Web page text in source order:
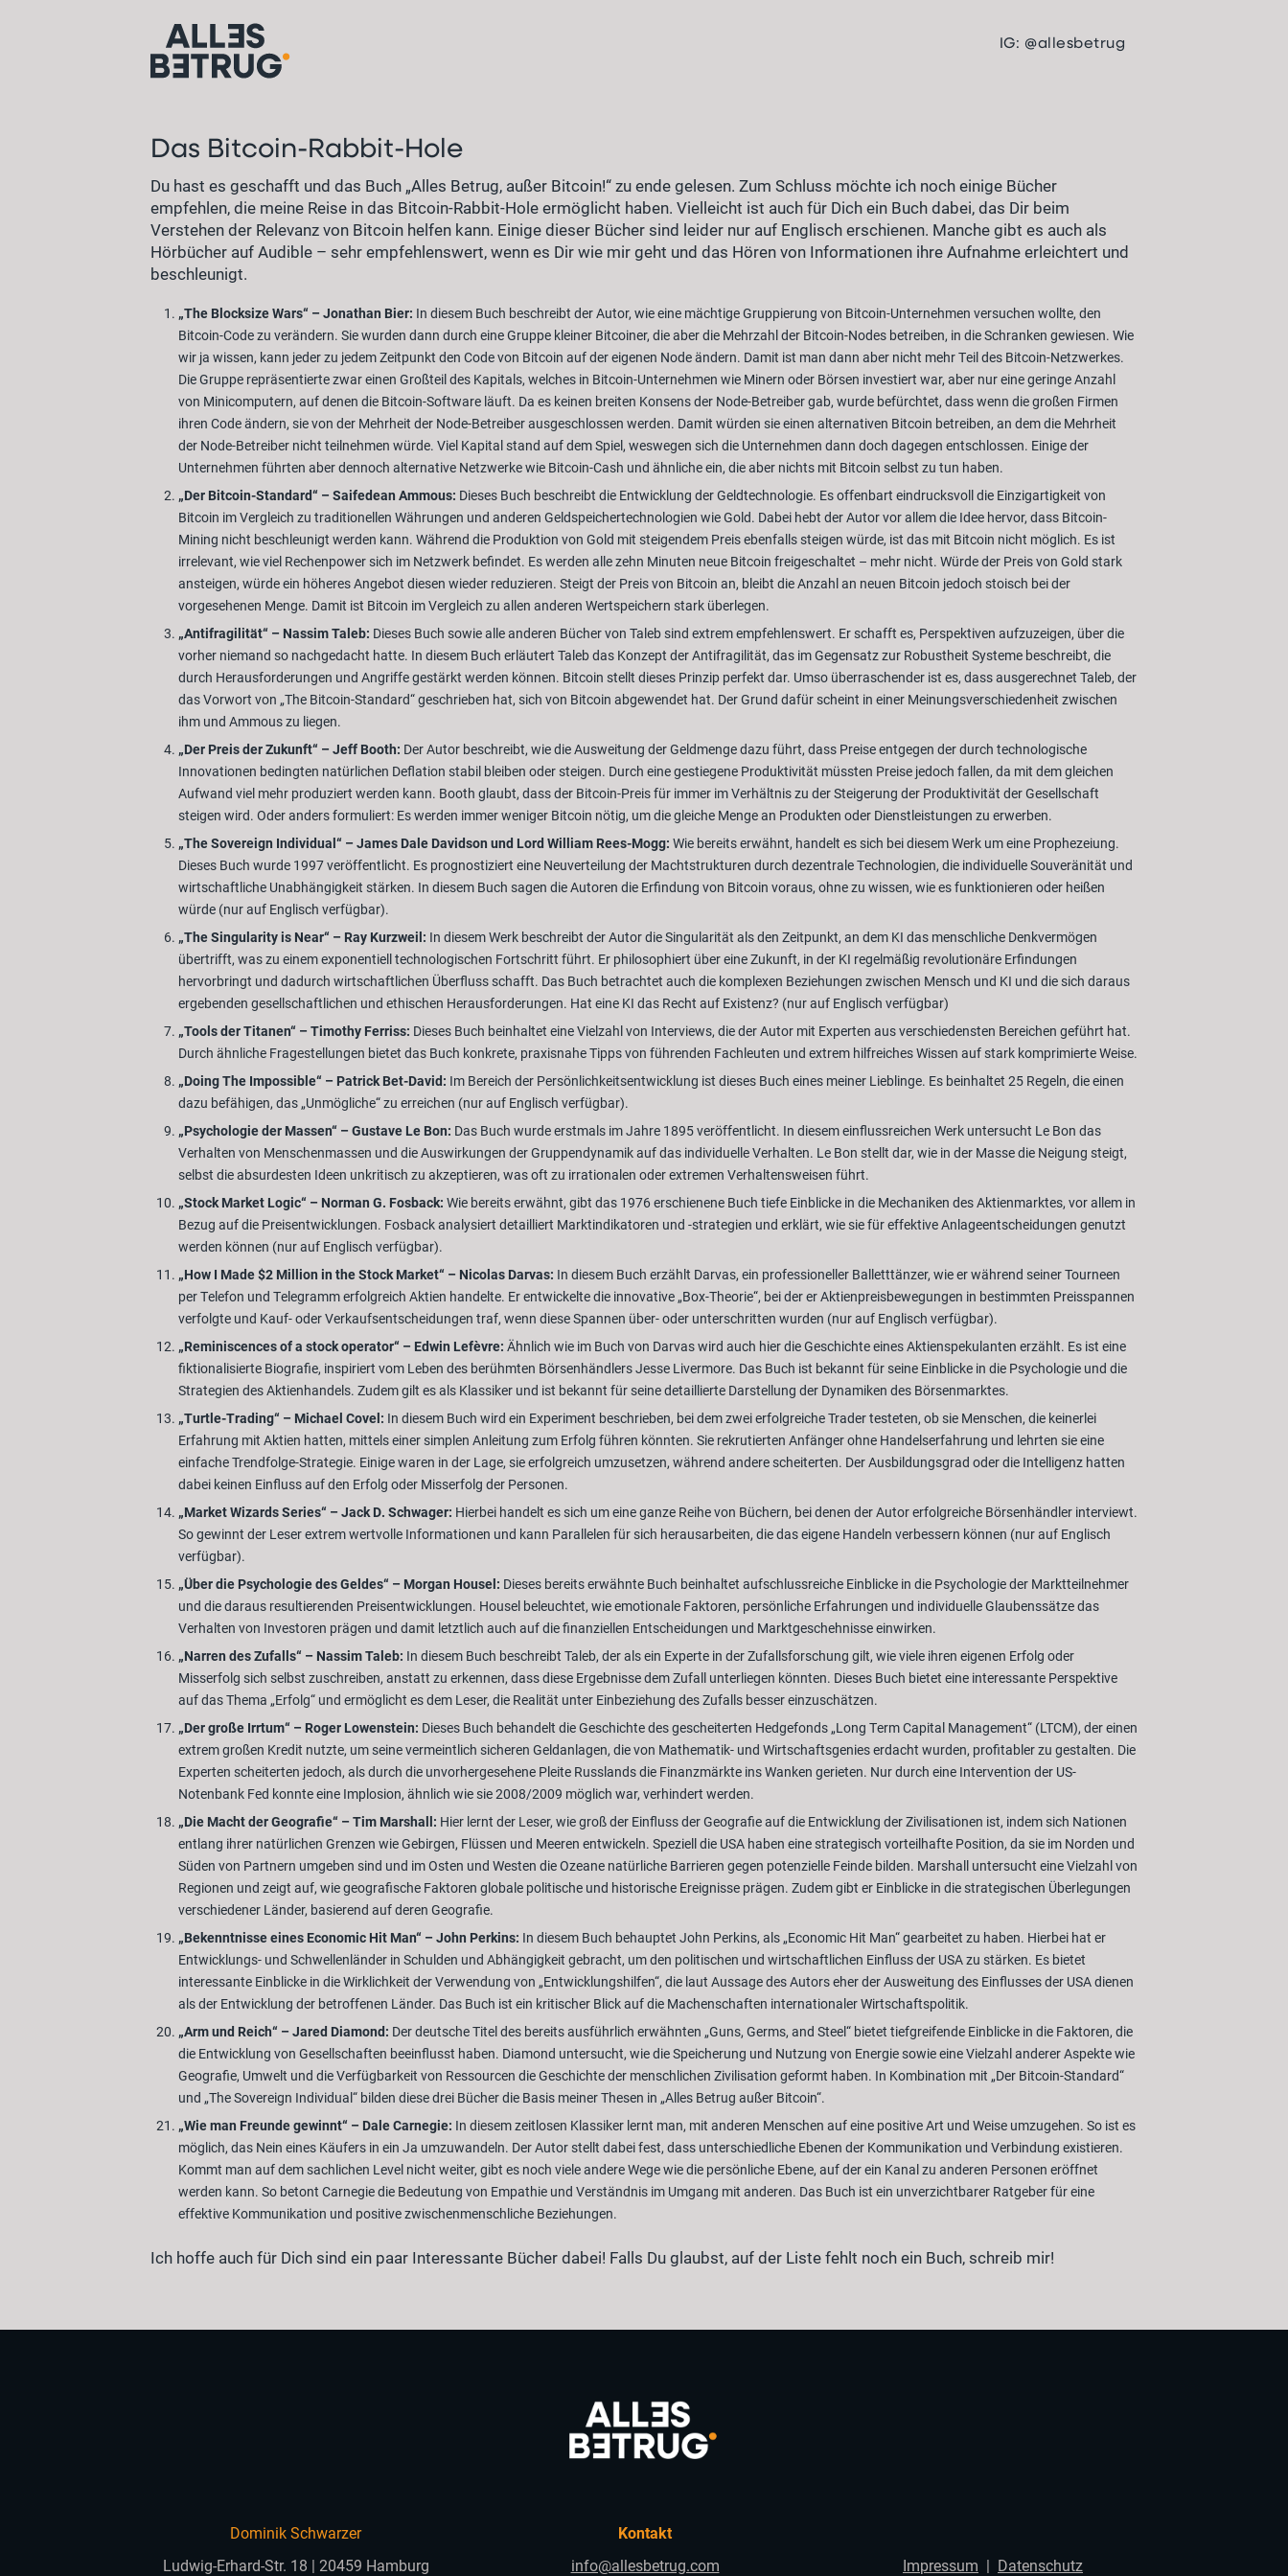
IG: @allesbetrug
Das Bitcoin-Rabbit-Hole
Du hast es geschafft und das Buch „Alles Betrug, außer Bitcoin!“ zu ende gelesen. Zum Schluss möchte ich noch einige Bücher
empfehlen, die meine Reise in das Bitcoin-Rabbit-Hole ermöglicht haben. Vielleicht ist auch für Dich ein Buch dabei, das Dir beim
Verstehen der Relevanz von Bitcoin helfen kann. Einige dieser Bücher sind leider nur auf Englisch erschienen. Manche gibt es auch als
Hörbücher auf Audible – sehr empfehlenswert, wenn es Dir wie mir geht und das Hören von Informationen ihre Aufnahme erleichtert und
beschleunigt.
„The Blocksize Wars“ – Jonathan Bier: In diesem Buch beschreibt der Autor, wie eine mächtige Gruppierung von Bitcoin-Unternehmen versuchen wollte, den
Bitcoin-Code zu verändern. Sie wurden dann durch eine Gruppe kleiner Bitcoiner, die aber die Mehrzahl der Bitcoin-Nodes betreiben, in die Schranken gewiesen. Wie
wir ja wissen, kann jeder zu jedem Zeitpunkt den Code von Bitcoin auf der eigenen Node ändern. Damit ist man dann aber nicht mehr Teil des Bitcoin-Netzwerkes.
Die Gruppe repräsentierte zwar einen Großteil des Kapitals, welches in Bitcoin-Unternehmen wie Minern oder Börsen investiert war, aber nur eine geringe Anzahl
von Minicomputern, auf denen die Bitcoin-Software läuft. Da es keinen breiten Konsens der Node-Betreiber gab, wurde befürchtet, dass wenn die großen Firmen
ihren Code ändern, sie von der Mehrheit der Node-Betreiber ausgeschlossen werden. Damit würden sie einen alternativen Bitcoin betreiben, an dem die Mehrheit
der Node-Betreiber nicht teilnehmen würde. Viel Kapital stand auf dem Spiel, weswegen sich die Unternehmen dann doch dagegen entschlossen. Einige der
Unternehmen führten aber dennoch alternative Netzwerke wie Bitcoin-Cash und ähnliche ein, die aber nichts mit Bitcoin selbst zu tun haben.
„Der Bitcoin-Standard“ – Saifedean Ammous: Dieses Buch beschreibt die Entwicklung der Geldtechnologie. Es offenbart eindrucksvoll die Einzigartigkeit von
Bitcoin im Vergleich zu traditionellen Währungen und anderen Geldspeichertechnologien wie Gold. Dabei hebt der Autor vor allem die Idee hervor, dass Bitcoin-
Mining nicht beschleunigt werden kann. Während die Produktion von Gold mit steigendem Preis ebenfalls steigen würde, ist das mit Bitcoin nicht möglich. Es ist
irrelevant, wie viel Rechenpower sich im Netzwerk befindet. Es werden alle zehn Minuten neue Bitcoin freigeschaltet – mehr nicht. Würde der Preis von Gold stark
ansteigen, würde ein höheres Angebot diesen wieder reduzieren. Steigt der Preis von Bitcoin an, bleibt die Anzahl an neuen Bitcoin jedoch stoisch bei der
vorgesehenen Menge. Damit ist Bitcoin im Vergleich zu allen anderen Wertspeichern stark überlegen.
„Antifragilität“ – Nassim Taleb: Dieses Buch sowie alle anderen Bücher von Taleb sind extrem empfehlenswert. Er schafft es, Perspektiven aufzuzeigen, über die
vorher niemand so nachgedacht hatte. In diesem Buch erläutert Taleb das Konzept der Antifragilität, das im Gegensatz zur Robustheit Systeme beschreibt, die
durch Herausforderungen und Angriffe gestärkt werden können. Bitcoin stellt dieses Prinzip perfekt dar. Umso überraschender ist es, dass ausgerechnet Taleb, der
das Vorwort von „The Bitcoin-Standard“ geschrieben hat, sich von Bitcoin abgewendet hat. Der Grund dafür scheint in einer Meinungsverschiedenheit zwischen
ihm und Ammous zu liegen.
„Der Preis der Zukunft“ – Jeff Booth: Der Autor beschreibt, wie die Ausweitung der Geldmenge dazu führt, dass Preise entgegen der durch technologische
Innovationen bedingten natürlichen Deflation stabil bleiben oder steigen. Durch eine gestiegene Produktivität müssten Preise jedoch fallen, da mit dem gleichen
Aufwand viel mehr produziert werden kann. Booth glaubt, dass der Bitcoin-Preis für immer im Verhältnis zu der Steigerung der Produktivität der Gesellschaft
steigen wird. Oder anders formuliert: Es werden immer weniger Bitcoin nötig, um die gleiche Menge an Produkten oder Dienstleistungen zu erwerben.
„The Sovereign Individual“ – James Dale Davidson und Lord William Rees-Mogg: Wie bereits erwähnt, handelt es sich bei diesem Werk um eine Prophezeiung.
Dieses Buch wurde 1997 veröffentlicht. Es prognostiziert eine Neuverteilung der Machtstrukturen durch dezentrale Technologien, die individuelle Souveränität und
wirtschaftliche Unabhängigkeit stärken. In diesem Buch sagen die Autoren die Erfindung von Bitcoin voraus, ohne zu wissen, wie es funktionieren oder heißen
würde (nur auf Englisch verfügbar).
„The Singularity is Near“ – Ray Kurzweil: In diesem Werk beschreibt der Autor die Singularität als den Zeitpunkt, an dem KI das menschliche Denkvermögen
übertrifft, was zu einem exponentiell technologischen Fortschritt führt. Er philosophiert über eine Zukunft, in der KI regelmäßig revolutionäre Erfindungen
hervorbringt und dadurch wirtschaftlichen Überfluss schafft. Das Buch betrachtet auch die komplexen Beziehungen zwischen Mensch und KI und die sich daraus
ergebenden gesellschaftlichen und ethischen Herausforderungen. Hat eine KI das Recht auf Existenz? (nur auf Englisch verfügbar)
„Tools der Titanen“ – Timothy Ferriss: Dieses Buch beinhaltet eine Vielzahl von Interviews, die der Autor mit Experten aus verschiedensten Bereichen geführt hat.
Durch ähnliche Fragestellungen bietet das Buch konkrete, praxisnahe Tipps von führenden Fachleuten und extrem hilfreiches Wissen auf stark komprimierte Weise.
„Doing The Impossible“ – Patrick Bet-David: Im Bereich der Persönlichkeitsentwicklung ist dieses Buch eines meiner Lieblinge. Es beinhaltet 25 Regeln, die einen
dazu befähigen, das „Unmögliche“ zu erreichen (nur auf Englisch verfügbar).
„Psychologie der Massen“ – Gustave Le Bon: Das Buch wurde erstmals im Jahre 1895 veröffentlicht. In diesem einflussreichen Werk untersucht Le Bon das
Verhalten von Menschenmassen und die Auswirkungen der Gruppendynamik auf das individuelle Verhalten. Le Bon stellt dar, wie in der Masse die Neigung steigt,
selbst die absurdesten Ideen unkritisch zu akzeptieren, was oft zu irrationalen oder extremen Verhaltensweisen führt.
„Stock Market Logic“ – Norman G. Fosback: Wie bereits erwähnt, gibt das 1976 erschienene Buch tiefe Einblicke in die Mechaniken des Aktienmarktes, vor allem in
Bezug auf die Preisentwicklungen. Fosback analysiert detailliert Marktindikatoren und -strategien und erklärt, wie sie für effektive Anlageentscheidungen genutzt
werden können (nur auf Englisch verfügbar).
„How I Made $2 Million in the Stock Market“ – Nicolas Darvas: In diesem Buch erzählt Darvas, ein professioneller Balletttänzer, wie er während seiner Tourneen
per Telefon und Telegramm erfolgreich Aktien handelte. Er entwickelte die innovative „Box-Theorie“, bei der er Aktienpreisbewegungen in bestimmten Preisspannen
verfolgte und Kauf- oder Verkaufsentscheidungen traf, wenn diese Spannen über- oder unterschritten wurden (nur auf Englisch verfügbar).
„Reminiscences of a stock operator“ – Edwin Lefèvre: Ähnlich wie im Buch von Darvas wird auch hier die Geschichte eines Aktienspekulanten erzählt. Es ist eine
fiktionalisierte Biografie, inspiriert vom Leben des berühmten Börsenhändlers Jesse Livermore. Das Buch ist bekannt für seine Einblicke in die Psychologie und die
Strategien des Aktienhandels. Zudem gilt es als Klassiker und ist bekannt für seine detaillierte Darstellung der Dynamiken des Börsenmarktes.
„Turtle-Trading“ – Michael Covel: In diesem Buch wird ein Experiment beschrieben, bei dem zwei erfolgreiche Trader testeten, ob sie Menschen, die keinerlei
Erfahrung mit Aktien hatten, mittels einer simplen Anleitung zum Erfolg führen könnten. Sie rekrutierten Anfänger ohne Handelserfahrung und lehrten sie eine
einfache Trendfolge-Strategie. Einige waren in der Lage, sie erfolgreich umzusetzen, während andere scheiterten. Der Ausbildungsgrad oder die Intelligenz hatten
dabei keinen Einfluss auf den Erfolg oder Misserfolg der Personen.
„Market Wizards Series“ – Jack D. Schwager: Hierbei handelt es sich um eine ganze Reihe von Büchern, bei denen der Autor erfolgreiche Börsenhändler interviewt.
So gewinnt der Leser extrem wertvolle Informationen und kann Parallelen für sich herausarbeiten, die das eigene Handeln verbessern können (nur auf Englisch
verfügbar).
„Über die Psychologie des Geldes“ – Morgan Housel: Dieses bereits erwähnte Buch beinhaltet aufschlussreiche Einblicke in die Psychologie der Marktteilnehmer
und die daraus resultierenden Preisentwicklungen. Housel beleuchtet, wie emotionale Faktoren, persönliche Erfahrungen und individuelle Glaubenssätze das
Verhalten von Investoren prägen und damit letztlich auch auf die finanziellen Entscheidungen und Marktgeschehnisse einwirken.
„Narren des Zufalls“ – Nassim Taleb: In diesem Buch beschreibt Taleb, der als ein Experte in der Zufallsforschung gilt, wie viele ihren eigenen Erfolg oder
Misserfolg sich selbst zuschreiben, anstatt zu erkennen, dass diese Ergebnisse dem Zufall unterliegen könnten. Dieses Buch bietet eine interessante Perspektive
auf das Thema „Erfolg“ und ermöglicht es dem Leser, die Realität unter Einbeziehung des Zufalls besser einzuschätzen.
„Der große Irrtum“ – Roger Lowenstein: Dieses Buch behandelt die Geschichte des gescheiterten Hedgefonds „Long Term Capital Management“ (LTCM), der einen
extrem großen Kredit nutzte, um seine vermeintlich sicheren Geldanlagen, die von Mathematik- und Wirtschaftsgenies erdacht wurden, profitabler zu gestalten. Die
Experten scheiterten jedoch, als durch die unvorhergesehene Pleite Russlands die Finanzmärkte ins Wanken gerieten. Nur durch eine Intervention der US-
Notenbank Fed konnte eine Implosion, ähnlich wie sie 2008/2009 möglich war, verhindert werden.
„Die Macht der Geografie“ – Tim Marshall: Hier lernt der Leser, wie groß der Einfluss der Geografie auf die Entwicklung der Zivilisationen ist, indem sich Nationen
entlang ihrer natürlichen Grenzen wie Gebirgen, Flüssen und Meeren entwickeln. Speziell die USA haben eine strategisch vorteilhafte Position, da sie im Norden und
Süden von Partnern umgeben sind und im Osten und Westen die Ozeane natürliche Barrieren gegen potenzielle Feinde bilden. Marshall untersucht eine Vielzahl von
Regionen und zeigt auf, wie geografische Faktoren globale politische und historische Ereignisse prägen. Zudem gibt er Einblicke in die strategischen Überlegungen
verschiedener Länder, basierend auf deren Geografie.
„Bekenntnisse eines Economic Hit Man“ – John Perkins: In diesem Buch behauptet John Perkins, als „Economic Hit Man“ gearbeitet zu haben. Hierbei hat er
Entwicklungs- und Schwellenländer in Schulden und Abhängigkeit gebracht, um den politischen und wirtschaftlichen Einfluss der USA zu stärken. Es bietet
interessante Einblicke in die Wirklichkeit der Verwendung von „Entwicklungshilfen“, die laut Aussage des Autors eher der Ausweitung des Einflusses der USA dienen
als der Entwicklung der betroffenen Länder. Das Buch ist ein kritischer Blick auf die Machenschaften internationaler Wirtschaftspolitik.
„Arm und Reich“ – Jared Diamond: Der deutsche Titel des bereits ausführlich erwähnten „Guns, Germs, and Steel“ bietet tiefgreifende Einblicke in die Faktoren, die
die Entwicklung von Gesellschaften beeinflusst haben. Diamond untersucht, wie die Speicherung und Nutzung von Energie sowie eine Vielzahl anderer Aspekte wie
Geografie, Umwelt und die Verfügbarkeit von Ressourcen die Geschichte der menschlichen Zivilisation geformt haben. In Kombination mit „Der Bitcoin-Standard“
und „The Sovereign Individual“ bilden diese drei Bücher die Basis meiner Thesen in „Alles Betrug außer Bitcoin“.
„Wie man Freunde gewinnt“ – Dale Carnegie: In diesem zeitlosen Klassiker lernt man, mit anderen Menschen auf eine positive Art und Weise umzugehen. So ist es
möglich, das Nein eines Käufers in ein Ja umzuwandeln. Der Autor stellt dabei fest, dass unterschiedliche Ebenen der Kommunikation und Verbindung existieren.
Kommt man auf dem sachlichen Level nicht weiter, gibt es noch viele andere Wege wie die persönliche Ebene, auf der ein Kanal zu anderen Personen eröffnet
werden kann. So betont Carnegie die Bedeutung von Empathie und Verständnis im Umgang mit anderen. Das Buch ist ein unverzichtbarer Ratgeber für eine
effektive Kommunikation und positive zwischenmenschliche Beziehungen.
Ich hoffe auch für Dich sind ein paar Interessante Bücher dabei! Falls Du glaubst, auf der Liste fehlt noch ein Buch, schreib mir!
Dominik Schwarzer
Ludwig-Erhard-Str. 18 | 20459 Hamburg
Kontakt
info@allesbetrug.com
Impressum | Datenschutz